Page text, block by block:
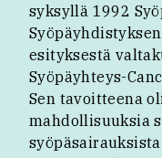
syksyllä 1992
esityksestä
Syöpäyhteys-
Sen tavoitteena
mahdollisuuksia